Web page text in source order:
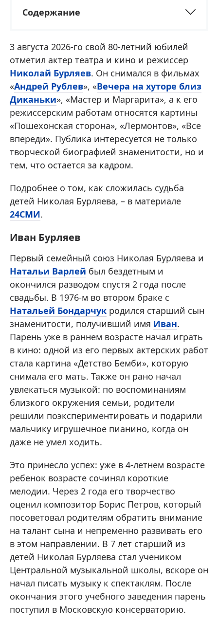
Содержание
3 августа 2026-го свой 80-летний юбилей
отметил актер театра и кино и режиссер
Николай Бурляев. Он снимался в фильмах
«Андрей Рублев», «Вечера на хуторе близ
Диканьки», «Мастер и Маргарита», а к его
режиссерским работам относятся картины
«Пошехонская сторона», «Лермонтов», «Все
впереди». Публика интересуется не только
творческой биографией знаменитости, но и
тем, что остается за кадром.
Подробнее о том, как сложилась судьба
детей Николая Бурляева, – в материале
24СМИ.
Иван Бурляев
Первый семейный союз Николая Бурляева и
Натальи Варлей был бездетным и
окончился разводом спустя 2 года после
свадьбы. В 1976-м во втором браке с
Натальей Бондарчук родился старший сын
знаменитости, получивший имя Иван.
Парень уже в раннем возрасте начал играть
в кино: одной из его первых актерских работ
стала картина «Детство Бемби», которую
снимала его мать. Также он рано начал
увлекаться музыкой: по воспоминаниям
близкого окружения семьи, родители
решили поэкспериментировать и подарили
мальчику игрушечное пианино, когда он
даже не умел ходить.
Это принесло успех: уже в 4-летнем возрасте
ребенок возрасте сочинял короткие
мелодии. Через 2 года его творчество
оценил композитор Борис Петров, который
посоветовал родителям обратить внимание
на талант сына и непременно развивать его
в этом направлении. В 7 лет старший из
детей Николая Бурляева стал учеником
Центральной музыкальной школы, вскоре он
начал писать музыку к спектаклям. После
окончания этого учебного заведения парень
поступил в Московскую консерваторию.